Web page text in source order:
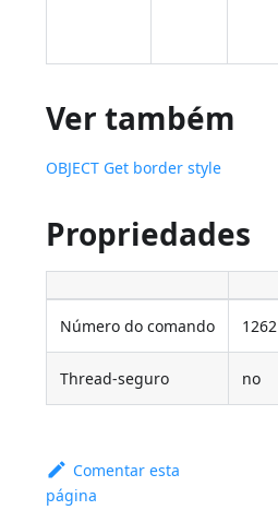
Ver também
OBJECT Get border style
Propriedades
Número do comando 1262
Thread-seguro no
Comentar esta
página